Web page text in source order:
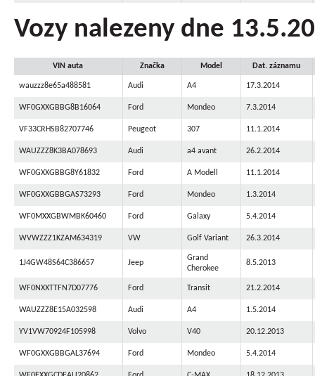
Vozy nalezeny dne
VIN auta Značka Model Dat. záznamu
wauzzz8e65a488581 Audi A4 17.3.2014
WF0GXXGBBG8B16064 Ford Mondeo 7.3.2014
VF33CRHSB82707746 Peugeot 307 11.1.2014
WAUZZZ8K3BA078693 Audi a4 avant 26.2.2014
WF0GXXGBBG8Y61832 Ford A Modell 11.1.2014
WF0GXXGBBGAS73293 Ford Mondeo 1.3.2014
WF0MXXGBWMBK60460 Ford Galaxy 5.4.2014
WVWZZZ1KZAM634319 VW Golf Variant 26.3.2014
1J4GW48S64C386657 Jeep
Grand
Cherokee
8.5.2013
WF0NXXTTFN7D07776 Ford Transit 21.2.2014
WAUZZZ8E15A032598 Audi A4 1.5.2014
YV1VW70924F105998 Volvo V40 20.12.2013
WF0GXXGBBGAL37694 Ford Mondeo 5.4.2014